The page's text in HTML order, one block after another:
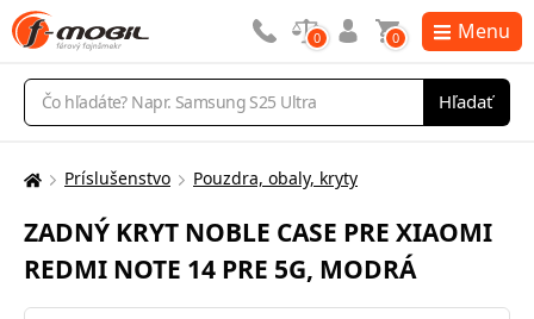
Vyhľadávanie
Hľadať
0 0 Menu
Tu
nachádzate:
Príslušenstvo Pouzdra, obaly, kryty
ZADNÝ KRYT NOBLE CASE PRE XIAOMI
REDMI NOTE 14 PRE 5G, MODRÁ